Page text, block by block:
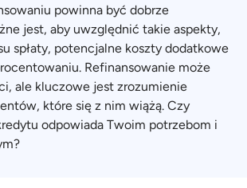
powinna być dobrze
jest, aby uwzględnić takie aspekty,
spłaty, potencjalne koszty dodatkowe
Refinansowanie może
ale kluczowe jest zrozumienie
które się z nim wiążą. Czy
odpowiada Twoim potrzebom i